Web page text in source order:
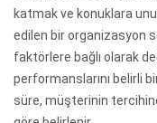
katmak ve konuklara
edilen bir organizasyon
faktörlere bağlı olarak
performanslarını belirli
süre, müşterinin